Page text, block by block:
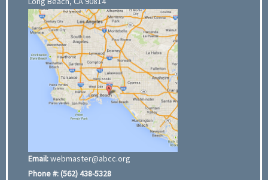
Email:webmaster@abcc.org
Phone #:(562) 438-5328